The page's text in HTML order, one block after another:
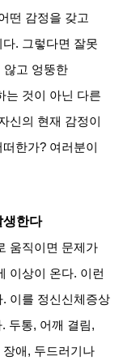
떤 감정을 갖고
다. 그렇다면 잘못
않고 엉뚱한
는 것이 아닌 다른
신의 현재 감정이
떠한가? 여러분이
생한다
움직이면 문제가
이상이 온다. 이런
. 이를 정신신체증상
. 두통, 어깨 결림,
애 , 두드러기나